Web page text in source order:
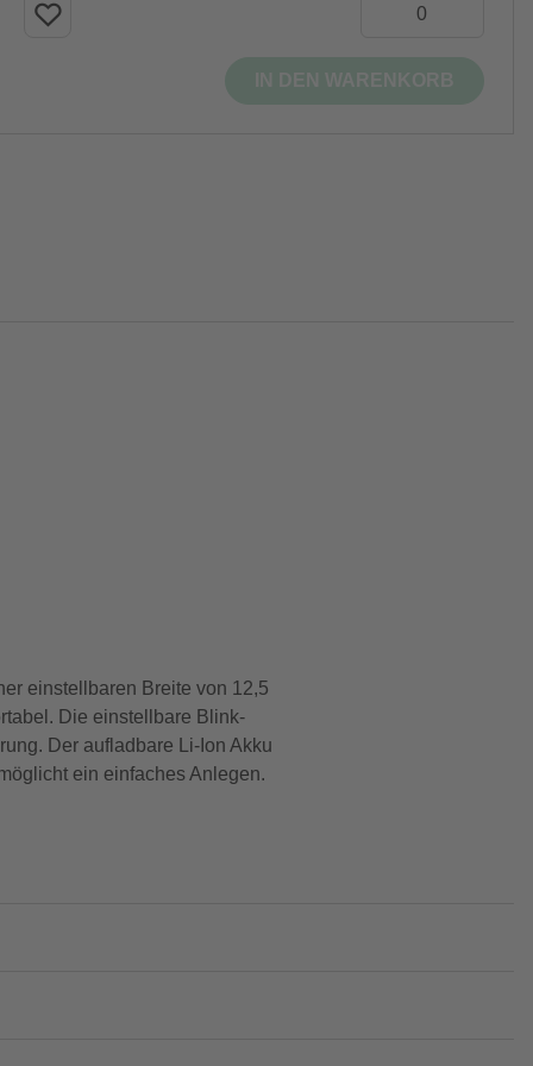
einstellbaren Breite von 12,5
Die einstellbare Blink-
Der aufladbare Li-Ion Akku
ein einfaches Anlegen.